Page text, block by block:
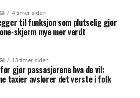
4 timer siden
til funksjon som plutselig gjør
skjerm mye mer verdt
13 timer siden
gjør passasjerene hva de vil:
taxier avslører det verste i folk